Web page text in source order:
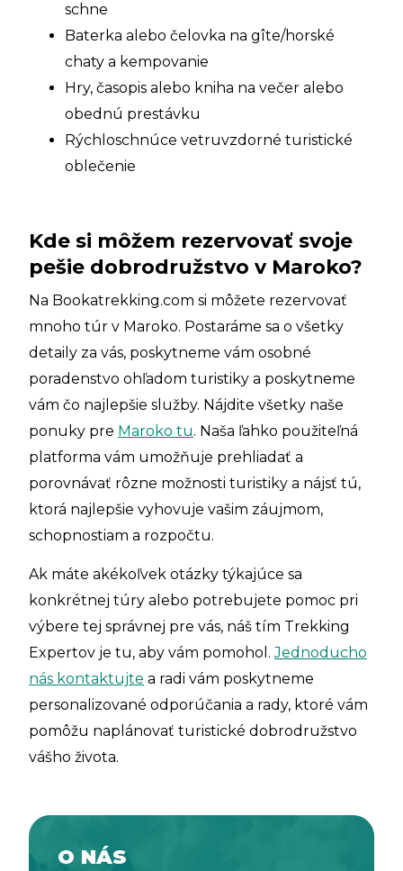
schne
Baterka alebo čelovka na gîte/horské
chaty a kempovanie
Hry, časopis alebo kniha na večer alebo
obednú prestávku
Rýchloschnúce vetruvzdorné turistické
oblečenie
Kde si môžem rezervovať svoje
pešie dobrodružstvo v Maroko?
Na Bookatrekking.com si môžete rezervovať
mnoho túr v Maroko. Postaráme sa o všetky
detaily za vás, poskytneme vám osobné
poradenstvo ohľadom turistiky a poskytneme
vám čo najlepšie služby. Nájdite všetky naše
ponuky pre Maroko tu. Naša ľahko použiteľná
platforma vám umožňuje prehliadať a
porovnávať rôzne možnosti turistiky a nájsť tú,
ktorá najlepšie vyhovuje vašim záujmom,
schopnostiam a rozpočtu.
Ak máte akékoľvek otázky týkajúce sa
konkrétnej túry alebo potrebujete pomoc pri
výbere tej správnej pre vás, náš tím Trekking
Expertov je tu, aby vám pomohol.Jednoducho
nás kontaktujte a radi vám poskytneme
personalizované odporúčania a rady, ktoré vám
pomôžu naplánovať turistické dobrodružstvo
vášho života.
O NÁS